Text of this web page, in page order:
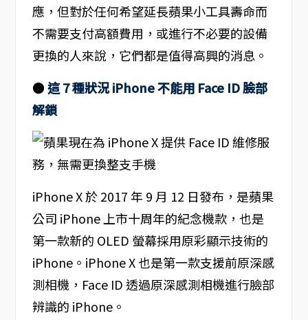
應，但對於任何希望延長蘋果小工具壽命而
不需要支付高額費用，或進行不必要的設備
更換的人來說，它們都是值得高興的消息。
●這 7 種狀況 iPhone 不能用 Face ID 臉部
解鎖
iPhone X 於 2017 年 9 月 12 日發布，是蘋果
公司 iPhone 上市十周年的紀念機款，也是
第一款新的 OLED 螢幕採用原彩顯示技術的
iPhone。iPhone X 也是第一款支援前原深感
測相機，Face ID 透過原深感測相機進行臉部
辨識的 iPhone。